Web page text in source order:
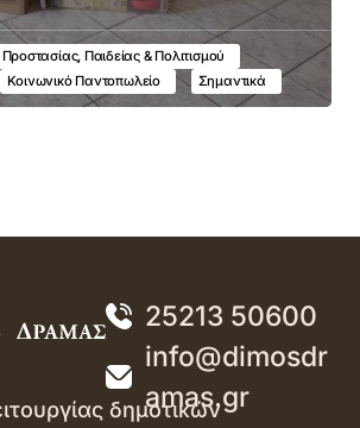
Παιδείας & Πολιτισμού
Κοινωνικό Παντοπωλείο Σημαντικά
25213 50600
info@dimosdr
amas.gr
δημοτικών